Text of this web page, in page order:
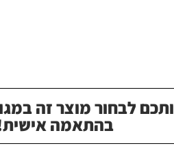
לבחור מוצר זה
בהתאמה